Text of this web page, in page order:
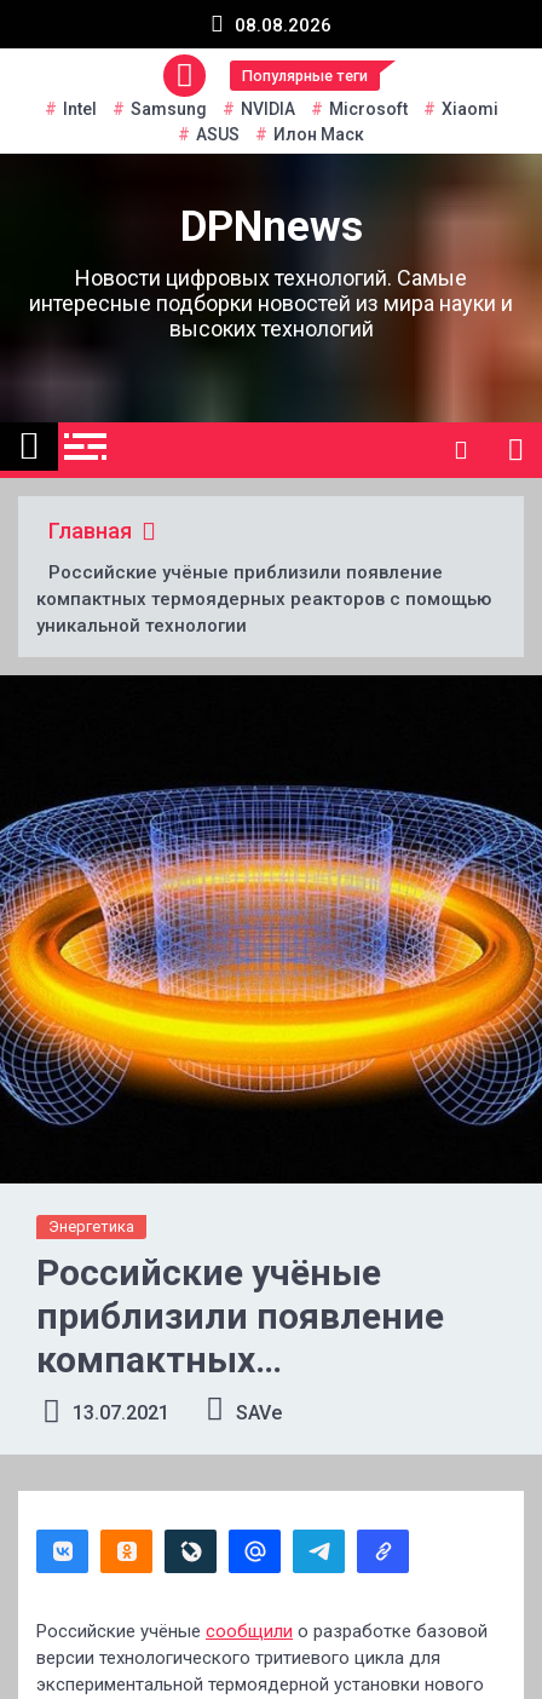
08.08.2026
Популярные теги
Intel Samsung NVIDIA Microsoft
Xiaomi
ASUS
Илон Маск
DPNnews
Новости цифровых технологий. Самые
интересные подборки новостей из мира науки и
высоких технологий
Главная
Российские учёные приблизили появление
компактных термоядерных реакторов с помощью
уникальной технологии
Энергетика
Российские учёные
приблизили появление
компактных
термоядерных реакторов
с помощью уникальной
технологии
13.07.2021 SAVe
Российские учёные сообщили о разработке базовой
версии технологического тритиевого цикла для
экспериментальной термоядерной установки нового